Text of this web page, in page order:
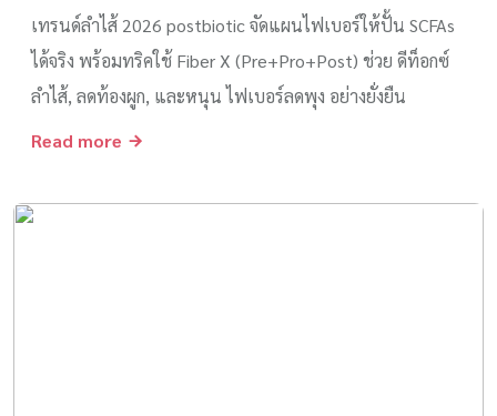
เทรนด์ลำไส้ 2026 postbiotic จัดแผนไฟเบอร์ให้ปั้น SCFAs
ได้จริง พร้อมทริคใช้ Fiber X (Pre+Pro+Post) ช่วย ดีท็อกซ์
ลำไส้, ลดท้องผูก, และหนุน ไฟเบอร์ลดพุง อย่างยั่งยืน
Read more